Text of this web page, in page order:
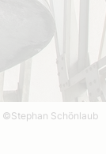
©Stephan Schönlaub